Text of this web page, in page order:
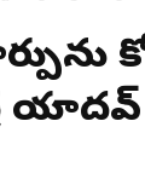
యాదవ్